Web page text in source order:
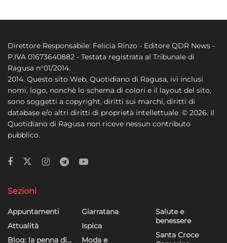
Direttore Responsabile: Felicia Rinzo - Editore QDR News -
P.IVA 01673640882 - Testata registrata al Tribunale di
Ragusa n°01/2014.
2014. Questo sito Web, Quotidiano di Ragusa, ivi inclusi
nomi, logo, nonchè lo schema di colori e il layout del sito,
sono soggetti a copyright, diritti sui marchi, diritti di
database e/o altri diritti di proprietà intellettuale. © 2026. Il
Quotidiano di Ragusa non riceve nessun contributo
pubblico.
Sezioni
Appuntamenti
Attualità
Blog: la penna di…
Giarratana
Ispica
Moda e
Salute e
benessere
Santa Croce